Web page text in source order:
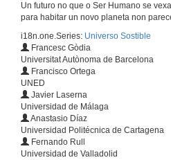
Un futuro no que o Ser Humano se
para habitar un novo planeta non
i18n.one.Series: Universo Sostible
Francesc Gòdia
Universitat Autònoma de Barcelona
Francisco Ortega
UNED
Javier Laserna
Universidad de Málaga
Anastasio Díaz
Universidad Politécnica de Cartagena
Fernando Rull
Universidad de Valladolid
21 de xuño